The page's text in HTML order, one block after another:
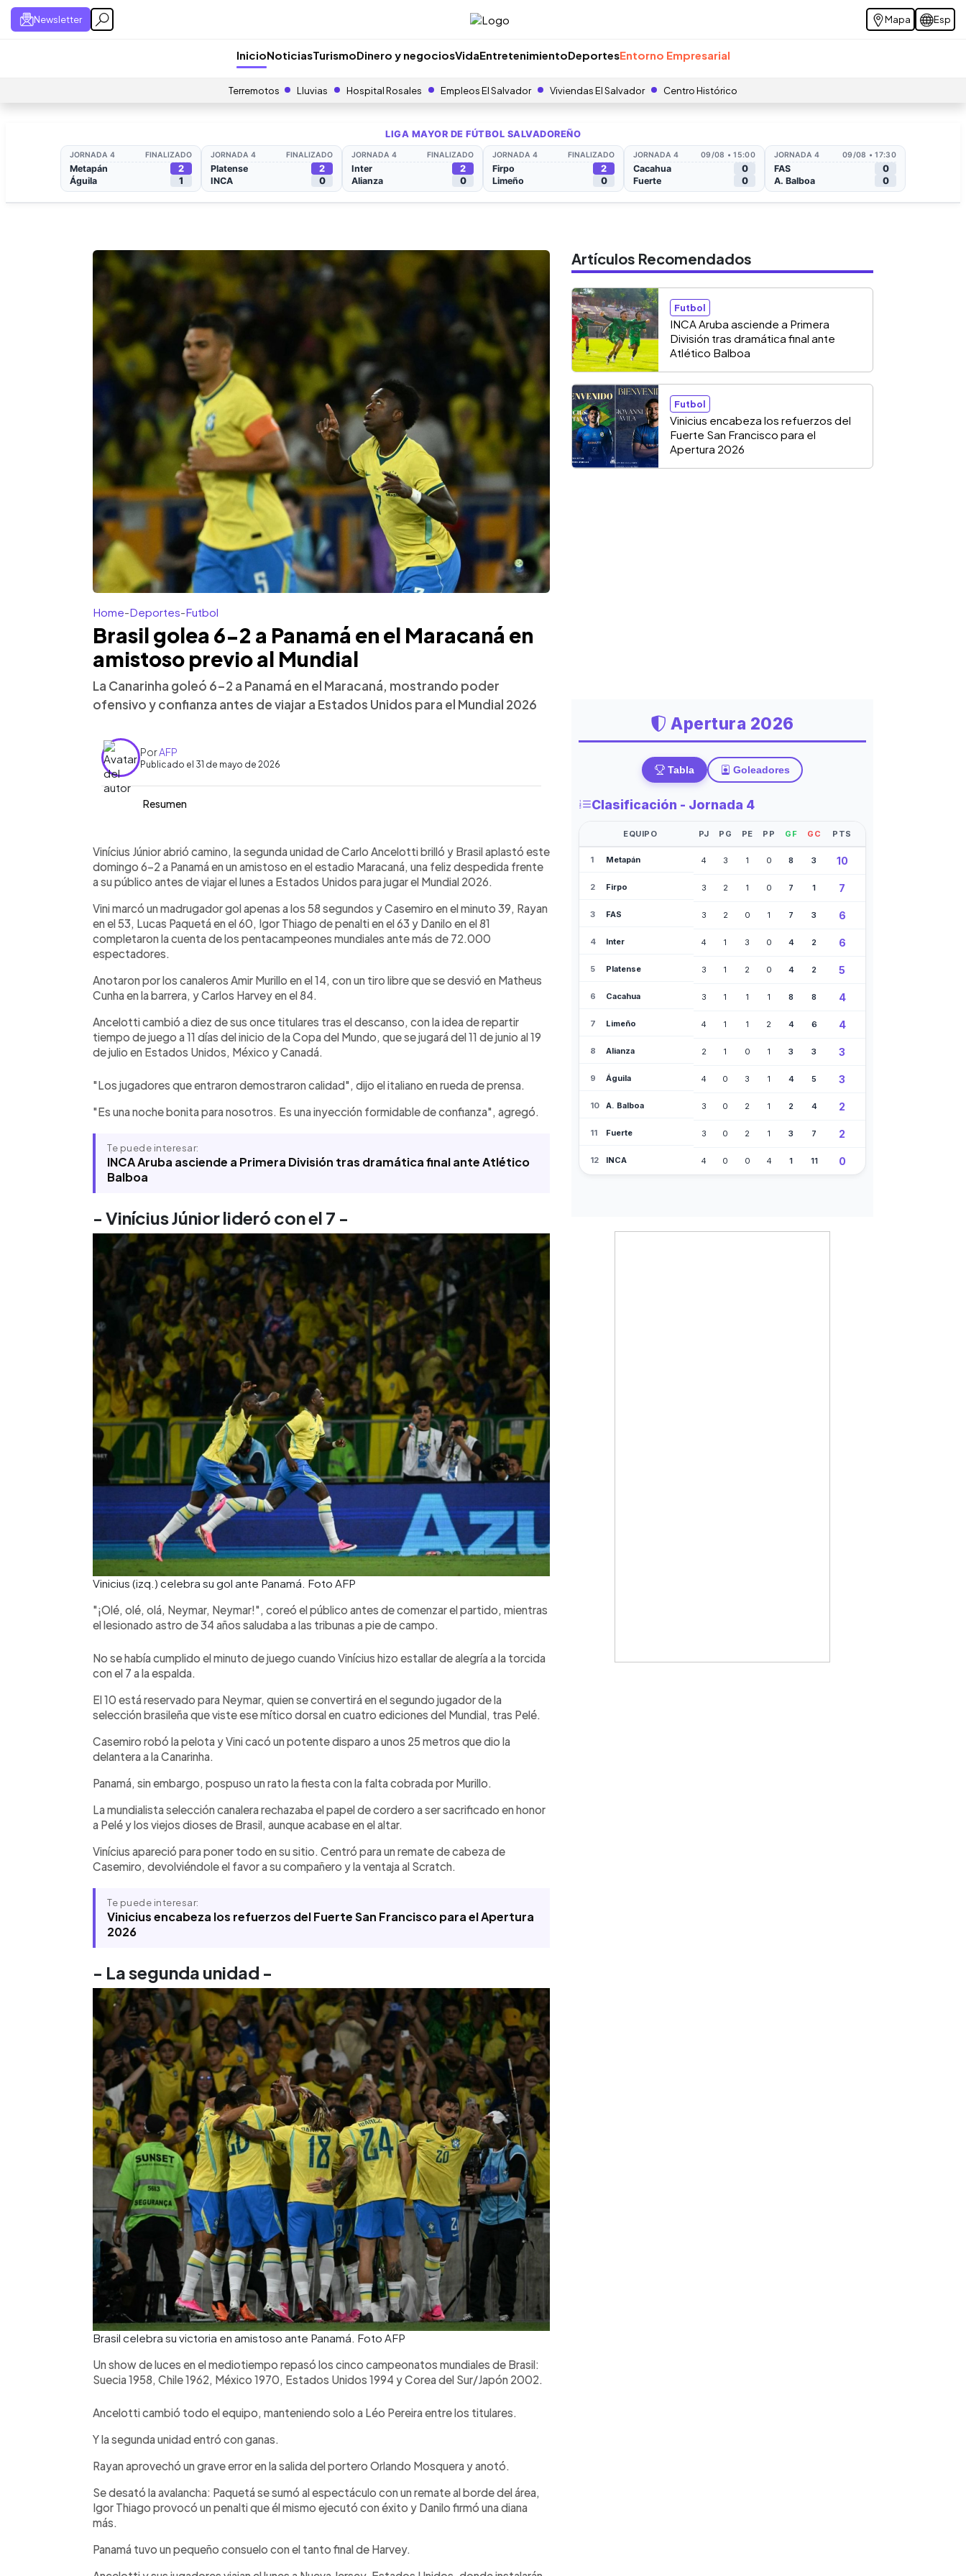
Newsletter Mapa Esp
InicioNoticiasTurismoDinero y negociosVidaEntretenimientoDeportesEntorno Empresarial
Terremotos Lluvias Hospital Rosales Empleos El Salvador Viviendas El Salvador Centro Histórico
Home-Deportes-Futbol
Brasil golea 6-2 a Panamá en el Maracaná en
amistoso previo al Mundial
La Canarinha goleó 6-2 a Panamá en el Maracaná, mostrando poder
ofensivo y confianza antes de viajar a Estados Unidos para el Mundial 2026
PorAFP
Publicado el 31 de mayo de 2026
Resumen
► Escuchar artículo
Brasil despidió a su afición con una contundente victoria 6-2 sobre Panamá
en el estadio Maracaná, en su último amistoso antes del Mundial 2026.
Vinícius Júnior abrió el marcador en el primer minuto y lideró una actuación
Igor Thiago y Danilo. El técnico Carlo Ancelotti rotó gran parte del equipo
en el segundo tiempo, manteniendo el alto nivel mostrado. Panamá
descontó con Murillo y Harvey. La Canarinha viajará a Estados Unidos para
continuar su preparación, con confianza de cara a su debut mundialista ante
Vinícius Júnior abrió camino, la segunda unidad de Carlo Ancelotti brilló y Brasil aplastó este
domingo 6-2 a Panamá en un amistoso en el estadio Maracaná, una feliz despedida frente
a su público antes de viajar el lunes a Estados Unidos para jugar el Mundial 2026.
Vini marcó un madrugador gol apenas a los 58 segundos y Casemiro en el minuto 39, Rayan
en el 53, Lucas Paquetá en el 60, Igor Thiago de penalti en el 63 y Danilo en el 81
completaron la cuenta de los pentacampeones mundiales ante más de 72.000
espectadores.
Anotaron por los canaleros Amir Murillo en el 14, con un tiro libre que se desvió en Matheus
Cunha en la barrera, y Carlos Harvey en el 84.
Ancelotti cambió a diez de sus once titulares tras el descanso, con la idea de repartir
tiempo de juego a 11 días del inicio de la Copa del Mundo, que se jugará del 11 de junio al 19
de julio en Estados Unidos, México y Canadá.
"Los jugadores que entraron demostraron calidad", dijo el italiano en rueda de prensa.
"Es una noche bonita para nosotros. Es una inyección formidable de confianza", agregó.
Te puede interesar:
INCA Aruba asciende a Primera División tras dramática final ante Atlético
Balboa
- Vinícius Júnior lideró con el 7 -
Vinicius (izq.) celebra su gol ante Panamá. Foto AFP
"¡Olé, olé, olá, Neymar, Neymar!", coreó el público antes de comenzar el partido, mientras
el lesionado astro de 34 años saludaba a las tribunas a pie de campo.
No se había cumplido el minuto de juego cuando Vinícius hizo estallar de alegría a la torcida
con el 7 a la espalda.
El 10 está reservado para Neymar, quien se convertirá en el segundo jugador de la
selección brasileña que viste ese mítico dorsal en cuatro ediciones del Mundial, tras Pelé.
Casemiro robó la pelota y Vini cacó un potente disparo a unos 25 metros que dio la
delantera a la Canarinha.
Panamá, sin embargo, pospuso un rato la fiesta con la falta cobrada por Murillo.
La mundialista selección canalera rechazaba el papel de cordero a ser sacrificado en honor
a Pelé y los viejos dioses de Brasil, aunque acabase en el altar.
Vinícius apareció para poner todo en su sitio. Centró para un remate de cabeza de
Casemiro, devolviéndole el favor a su compañero y la ventaja al Scratch.
Te puede interesar:
Vinicius encabeza los refuerzos del Fuerte San Francisco para el Apertura
2026
- La segunda unidad -
Brasil celebra su victoria en amistoso ante Panamá. Foto AFP
Un show de luces en el mediotiempo repasó los cinco campeonatos mundiales de Brasil:
Suecia 1958, Chile 1962, México 1970, Estados Unidos 1994 y Corea del Sur/Japón 2002.
Ancelotti cambió todo el equipo, manteniendo solo a Léo Pereira entre los titulares.
Y la segunda unidad entró con ganas.
Rayan aprovechó un grave error en la salida del portero Orlando Mosquera y anotó.
Se desató la avalancha: Paquetá se sumó al espectáculo con un remate al borde del área,
Igor Thiago provocó un penalti que él mismo ejecutó con éxito y Danilo firmó una diana
más.
Panamá tuvo un pequeño consuelo con el tanto final de Harvey.
Artículos Recomendados
Futbol
INCA Aruba asciende a Primera
División tras dramática final ante
Atlético Balboa
Futbol
Vinicius encabeza los refuerzos del
Fuerte San Francisco para el
Apertura 2026